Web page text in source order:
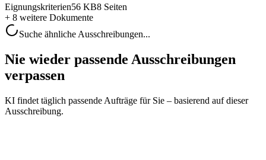
Eignungskriterien56 KB8 Seiten
+ 8 weitere Dokumente
Suche ähnliche Ausschreibungen...
Nie wieder passende Ausschreibungen
verpassen
KI findet täglich passende Aufträge für Sie – basierend auf dieser
Ausschreibung.